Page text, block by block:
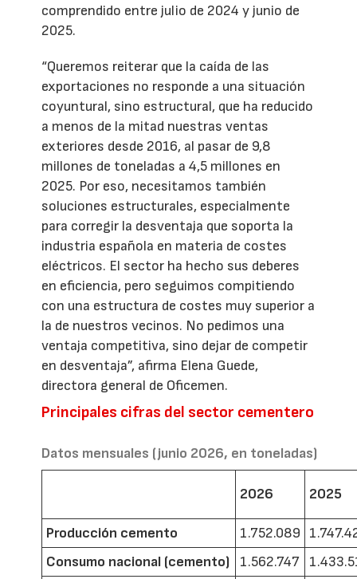
comprendido entre julio de 2024 y junio de
2025.
“Queremos reiterar que la caída de las
exportaciones no responde a una situación
coyuntural, sino estructural, que ha reducido
a menos de la mitad nuestras ventas
exteriores desde 2016, al pasar de 9,8
millones de toneladas a 4,5 millones en
2025. Por eso, necesitamos también
soluciones estructurales, especialmente
para corregir la desventaja que soporta la
industria española en materia de costes
eléctricos. El sector ha hecho sus deberes
en eficiencia, pero seguimos compitiendo
con una estructura de costes muy superior a
la de nuestros vecinos. No pedimos una
ventaja competitiva, sino dejar de competir
en desventaja”, afirma Elena Guede,
directora general de Oficemen.
Principales cifras del sector cementero
Datos mensuales (junio 2026, en toneladas)
2026 2025
Producción cemento 1.752.089
Consumo nacional (cemento)
1.562.747